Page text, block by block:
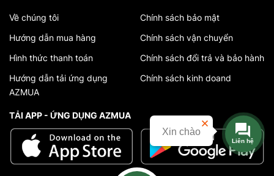
Về chúng tôi
Hướng dẫn mua hàng
Hình thức thanh toán
Hướng dẫn tải ứng dụng
AZMUA
Chính sách bảo mật
Chính sách vận chuyển
Chính sách đổi trả và bảo hành
Chính sách kinh doand
TẢI APP - ỨNG DỤNG AZMUA
Liên hệ
Xin chào